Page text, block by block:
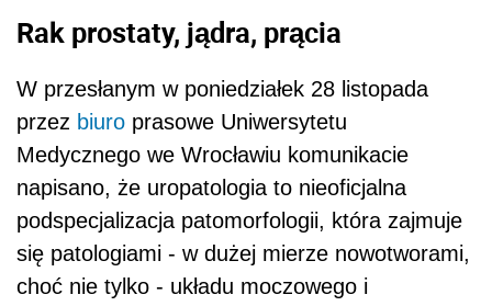
Rak prostaty, jądra, prącia
W przesłanym w poniedziałek 28 listopada
przez biuro prasowe Uniwersytetu
Medycznego we Wrocławiu komunikacie
napisano, że uropatologia to nieoficjalna
podspecjalizacja patomorfologii, która zajmuje
się patologiami - w dużej mierze nowotworami,
choć nie tylko - układu moczowego i